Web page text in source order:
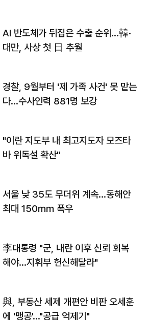
AI 반도체가 뒤집은 수출 순위…韓·
대만, 사상 첫 日 추월
경찰, 9월부터 '제 가족 사건' 못 맡는
다…수사인력 881명 보강
"이란 지도부 내 최고지도자 모즈타
바 위독설 확산"
서울 낮 35도 무더위 계속…동해안
최대 150㎜ 폭우
李대통령 "군, 내란 이후 신뢰 회복
해야…지휘부 헌신해달라"
與, 부동산 세제 개편안 비판 오세훈
에 '맹공'…"공급 억제기"